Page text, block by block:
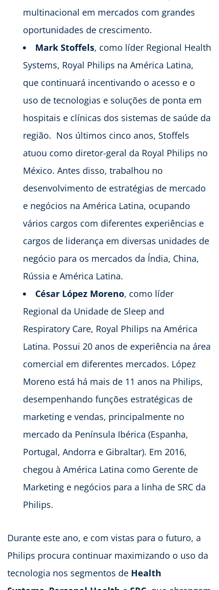
multinacional em mercados com grandes
oportunidades de crescimento.
Mark Stoffels, como líder Regional Health
Systems, Royal Philips na América Latina,
que continuará incentivando o acesso e o
uso de tecnologias e soluções de ponta em
hospitais e clínicas dos sistemas de saúde da
região. Nos últimos cinco anos, Stoffels
atuou como diretor-geral da Royal Philips no
México. Antes disso, trabalhou no
desenvolvimento de estratégias de mercado
e negócios na América Latina, ocupando
vários cargos com diferentes experiências e
cargos de liderança em diversas unidades de
negócio para os mercados da Índia, China,
Rússia e América Latina.
César López Moreno, como líder
Regional da Unidade de Sleep and
Respiratory Care, Royal Philips na América
Latina. Possui 20 anos de experiência na área
comercial em diferentes mercados. López
Moreno está há mais de 11 anos na Philips,
desempenhando funções estratégicas de
marketing e vendas, principalmente no
mercado da Península Ibérica (Espanha,
Portugal, Andorra e Gibraltar). Em 2016,
chegou à América Latina como Gerente de
Marketing e negócios para a linha de SRC da
Philips.
Durante este ano, e com vistas para o futuro, a
Philips procura continuar maximizando o uso da
tecnologia nos segmentos de Health